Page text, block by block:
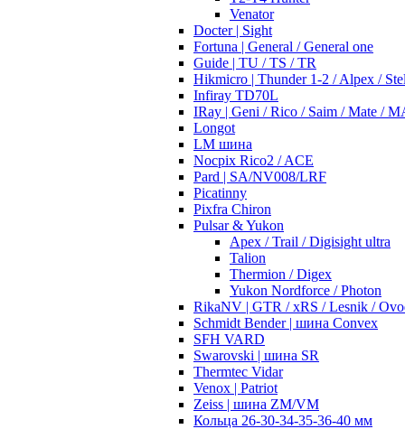
Venator
Docter | Sight
Fortuna | General / General one
Guide | TU / TS / TR
Hikmicro | Thunder 1-2 / Alpex /
Infiray TD70L
IRay | Geni / Rico / Saim / Mate /
Longot
LM шина
Nocpix Rico2 / ACE
Pard | SA/NV008/LRF
Picatinny
Pixfra Chiron
Pulsar & Yukon
Apex / Trail / Digisight ultra
Talion
Thermion / Digex
Yukon Nordforce / Photon
RikaNV | GTR / xRS / Lesnik /
Schmidt Bender | шина Convex
SFH VARD
Swarovski | шина SR
Thermtec Vidar
Venox | Patriot
Zeiss | шина ZM/VM
Кольца 26-30-34-35-36-40 мм